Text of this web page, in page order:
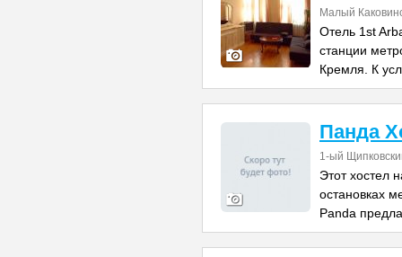
Малый
Отель 1st
станции
Кремля. К
Панда
1-ый
Этот хостел
остановках
Panda